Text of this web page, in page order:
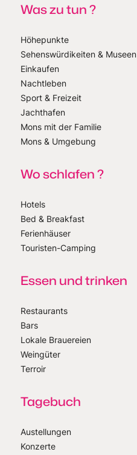
Was zu tun ?
Höhepunkte
Sehenswürdikeiten & Museen
Einkaufen
Nachtleben
Sport & Freizeit
Jachthafen
Mons mit der Familie
Mons & Umgebung
Wo schlafen ?
Hotels
Bed & Breakfast
Ferienhäuser
Touristen-Camping
Essen und trinken
Restaurants
Bars
Lokale Brauereien
Weingüter
Terroir
Tagebuch
Austellungen
Konzerte